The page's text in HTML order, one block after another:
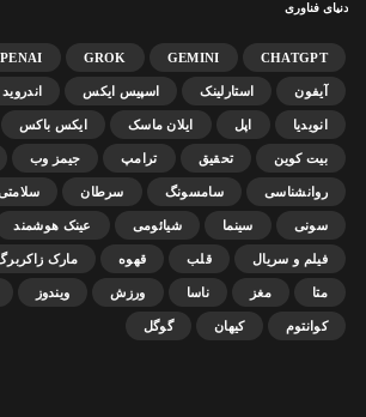
دنیای فناوری
CHATGPT
GEMINI
GROK
آیفون استارلینک اسپیس ایکس اندروید
انویدیا اپل ایلان ماسک ایکس باکس
بیت کوین تحقیق ترامپ جیمز وب
روانشناسی سامسونگ سرطان
سونی سینما شیائومی عینک هوشمند
فیلم و سریال قلب قهوه مارک
متا مغز ناسا ورزش ویندوز
کوانتوم کیهان گوگل